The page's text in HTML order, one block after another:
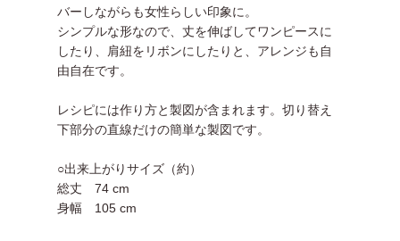
バーしながらも女性らしい印象に。
シンプルな形なので、丈を伸ばしてワンピースに
したり、肩紐をリボンにしたりと、アレンジも自
由自在です。
レシピには作り方と製図が含まれます。切り替え
下部分の直線だけの簡単な製図です。
○出来上がりサイズ（約）
総丈 74 cm
身幅 105 cm